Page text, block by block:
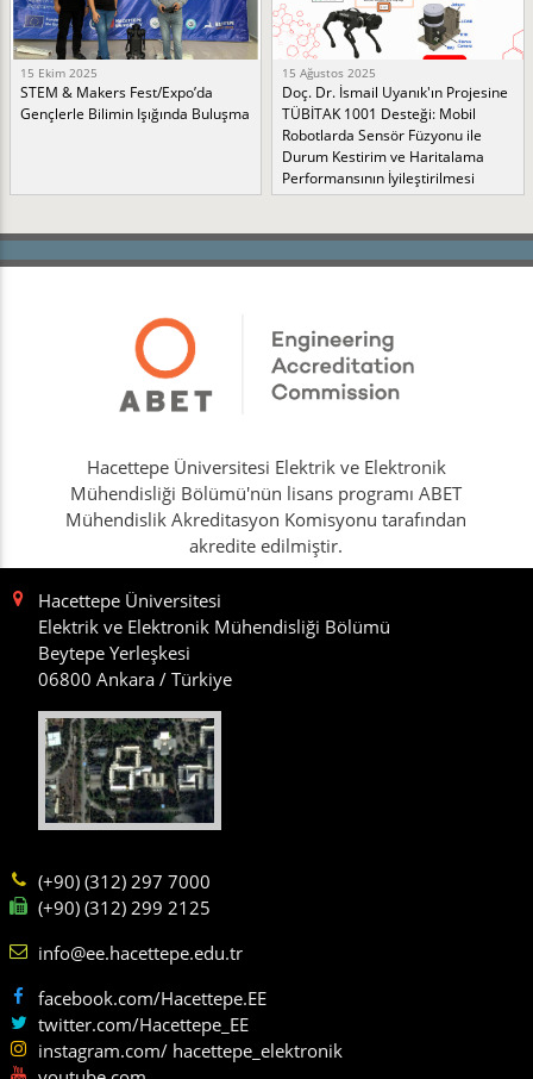
15 Ekim 2025
STEM & Makers Fest/Expo’da
Gençlerle Bilimin Işığında Buluşma
15 Ağustos 2025
Doç. Dr. İsmail Uyanık'ın Projesine
TÜBİTAK 1001 Desteği: Mobil
Robotlarda Sensör Füzyonu ile
Durum Kestirim ve Haritalama
Performansının İyileştirilmesi
Hacettepe Üniversitesi Elektrik ve Elektronik
Mühendisliği Bölümü'nün lisans programı ABET
Mühendislik Akreditasyon Komisyonu tarafından
akredite edilmiştir.
Hacettepe Üniversitesi
Elektrik ve Elektronik Mühendisliği Bölümü
Beytepe Yerleşkesi
06800 Ankara / Türkiye
(+90) (312) 297 7000
(+90) (312) 299 2125
info@ee.hacettepe.edu.tr
facebook.com/Hacettepe.EE
twitter.com/Hacettepe_EE
instagram.com/ hacettepe_elektronik